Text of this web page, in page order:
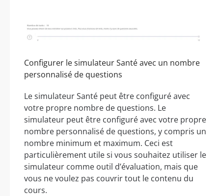
Configurer le simulateur Santé avec un nombre
personnalisé de questions
Le simulateur Santé peut être configuré avec
votre propre nombre de questions. Le
simulateur peut être configuré avec votre propre
nombre personnalisé de questions, y compris un
nombre minimum et maximum. Ceci est
particulièrement utile si vous souhaitez utiliser le
simulateur comme outil d’évaluation, mais que
vous ne voulez pas couvrir tout le contenu du
cours.